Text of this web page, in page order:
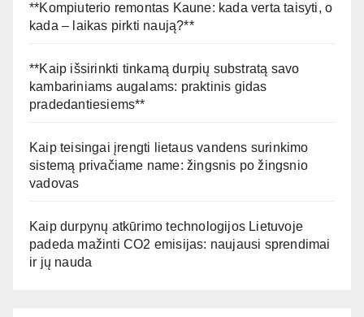
**Kompiuterio remontas Kaune: kada verta taisyti, o
kada – laikas pirkti naują?**
**Kaip išsirinkti tinkamą durpių substratą savo
kambariniams augalams: praktinis gidas
pradedantiesiems**
Kaip teisingai įrengti lietaus vandens surinkimo
sistemą privačiame name: žingsnis po žingsnio
vadovas
Kaip durpynų atkūrimo technologijos Lietuvoje
padeda mažinti CO2 emisijas: naujausi sprendimai
ir jų nauda